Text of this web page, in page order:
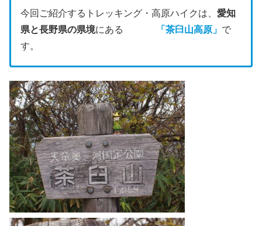
今回ご紹介するトレッキング・高原ハイクは、 愛知
県と長野県の県境にある 「茶臼山高原 」 で
す。